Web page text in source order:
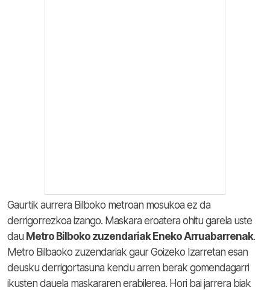
Gaurtik aurrera Bilboko metroan mosukoa ez da
derrigorrezkoa izango. Maskara eroatera ohitu garela uste
dau Metro Bilboko zuzendariak Eneko Arruabarrenak.
Metro Bilbaoko zuzendariak gaur Goizeko Izarretan esan
deusku derrigortasuna kendu arren berak gomendagarri
ikusten dauela maskararen erabilerea. Hori bai jarrera biak